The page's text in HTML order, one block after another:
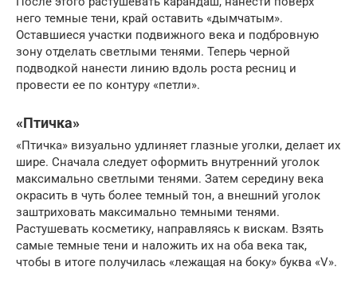
него темные тени, край оставить «дымчатым».
Оставшиеся участки подвижного века и подбровную
зону отделать светлыми тенями. Теперь черной
подводкой нанести линию вдоль роста ресниц и
провести ее по контуру «петли».
«Птичка»
«Птичка» визуально удлиняет глазные уголки, делает их
шире. Сначала следует оформить внутренний уголок
максимально светлыми тенями. Затем середину века
окрасить в чуть более темный тон, а внешний уголок
заштриховать максимально темными тенями.
Растушевать косметику, направляясь к вискам. Взять
самые темные тени и наложить их на оба века так,
чтобы в итоге получилась «лежащая на боку» буква «V».